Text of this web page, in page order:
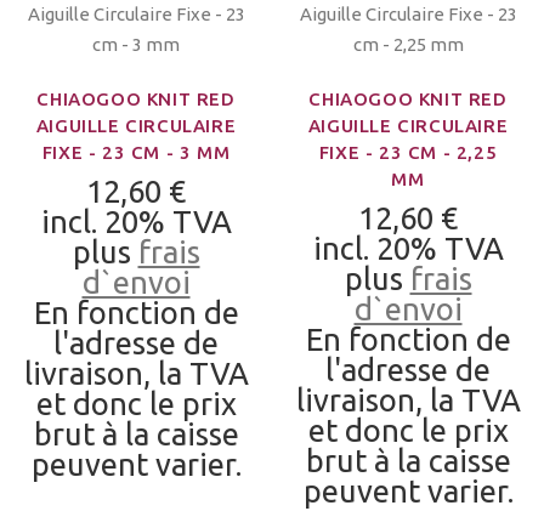
CHIAOGOO KNIT RED
AIGUILLE CIRCULAIRE
FIXE - 23 CM - 3 MM
12,60 €
incl. 20% TVA
plus frais
d`envoi
En fonction de
l'adresse de
livraison, la TVA
et donc le prix
brut à la caisse
peuvent varier.
CHIAOGOO KNIT RED
AIGUILLE CIRCULAIRE
FIXE - 23 CM - 2,25
MM
12,60 €
incl. 20% TVA
plus frais
d`envoi
En fonction de
l'adresse de
livraison, la TVA
et donc le prix
brut à la caisse
peuvent varier.